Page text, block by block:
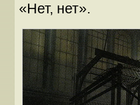
«Нет, нет».